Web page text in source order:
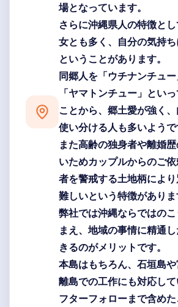
場となっています。
さらに沖縄県人の特徴と
女とも多く、自分の気持
ということがあります。
同郷人を「ウチナンチュ
「ヤマトンチュー」とい
ことから、郷土愛が強く
使い分ける人も多いようで
また高齢の独身者や離婚
いためカップルからのご
者を警戒する土地柄によ
難しいという特徴がありま
弊社では沖縄ならではの
まえ、地域の事情に精通
きるのがメリットです。
本島はもちろん、石垣島
離島での工作にも対応し
フターフォローまで含め